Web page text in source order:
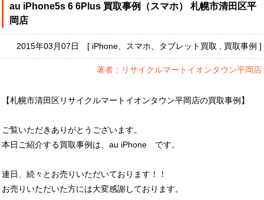
au iPhone5s 6 6Plus 買取事例（スマホ） 札幌市清田区平
岡店
2015年03月07日 [ iPhone、スマホ、タブレット買取 , 買取事例 ]
著者：リサイクルマートイオンタウン平岡店
【札幌市清田区リサイクルマートイオンタウン平岡店の買取事例】
ご覧いただきありがとうございます。
本日ご紹介する買取事例は、au iPhone です。
連日、続々とお売りいただいております！！
お売りいただいた方には大変感謝しております。